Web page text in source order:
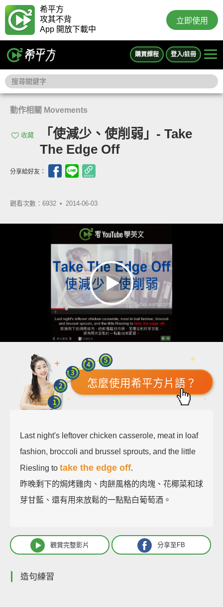
希平方
攻其不背
App 開放下載中
立即使用
購買課程 登入/註冊
動作相關 Movements
收藏
「使減少、使削弱」- Take
The Edge Off
分享給好友：
觀看次數：6932 • 2014-06-03
怎麼使用希平方片語？
Last night's leftover chicken casserole, meat in loaf
fashion, broccoli and brussel sprouts, and the little
Riesling to take the edge off.
昨晚剩下的焗烤雞肉、肉餅風格的肉塊、花椰菜和球
芽甘藍、還有用來放鬆的一點點白葡萄酒。
觀賞完整影片 分享至FB
造句練習